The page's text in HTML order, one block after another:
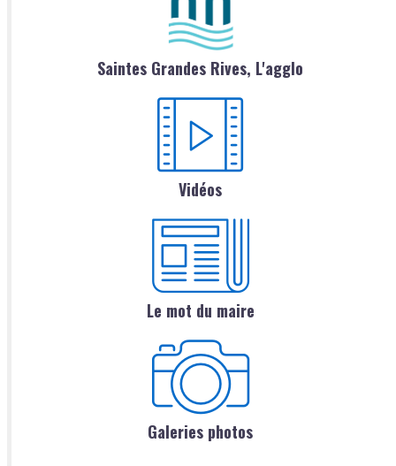
Saintes Grandes Rives, L'agglo
Vidéos
Le mot du maire
Galeries photos